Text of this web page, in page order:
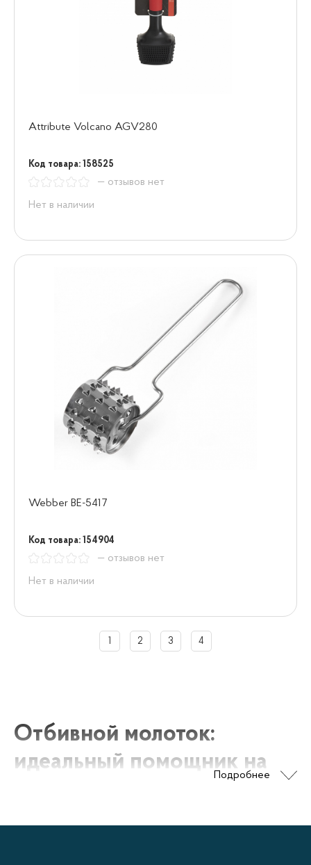
Attribute Volcano AGV280
Код товара: 158525
— отзывов нет
Нет в наличии
Webber BE-5417
Код товара: 154904
— отзывов нет
Нет в наличии
1 2 3 4
Подробнее
Отбивной молоток:
идеальный помощник на